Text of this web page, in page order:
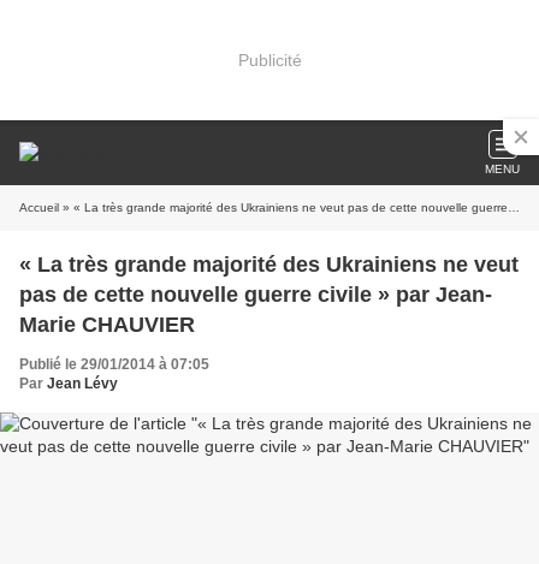
Publicité
MENU
Accueil » « La très grande majorité des Ukrainiens ne veut pas de cette nouvelle guerre civile » par Jean-Marie CHAUVIER
« La très grande majorité des Ukrainiens ne veut
pas de cette nouvelle guerre civile » par Jean-
Marie CHAUVIER
Publié le 29/01/2014 à 07:05
Par Jean Lévy